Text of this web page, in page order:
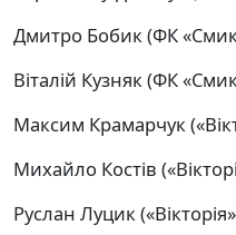
Дмитро Бобик (ФК
Віталій Кузняк (ФК
Максим Крамарчук
Михайло Костів
Руслан Луцик